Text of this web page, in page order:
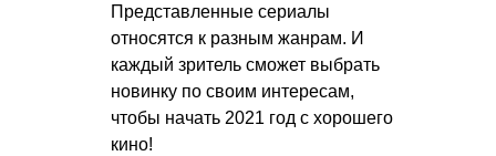
Представленные сериалы
относятся к разным жанрам. И
каждый зритель сможет выбрать
новинку по своим интересам,
чтобы начать 2021 год с хорошего
кино!